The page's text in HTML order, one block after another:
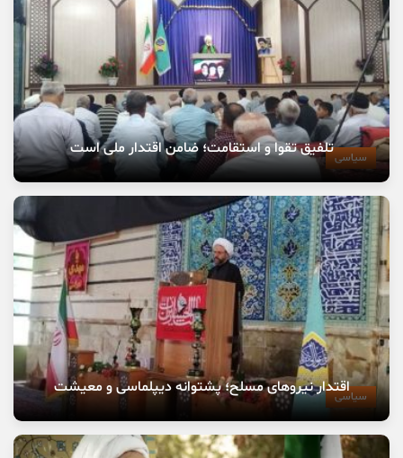
سیاسیتلفیق تقوا و استقامت؛ ضامن اقتدار ملی است
سیاسیاقتدار نیروهای مسلح؛ پشتوانه دیپلماسی و معیشت